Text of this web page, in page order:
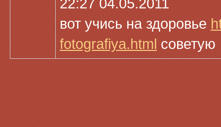
22:27 04.05.2011
вот учись на здоровье
fotografiya.html советую